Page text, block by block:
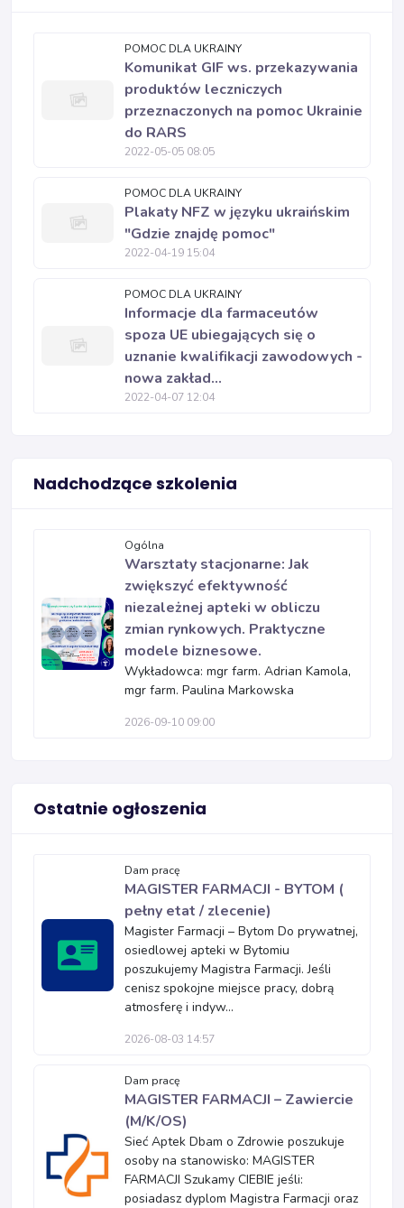
POMOC DLA UKRAINY
Komunikat GIF ws. przekazywania
produktów leczniczych
przeznaczonych na pomoc Ukrainie
do RARS
2022-05-05 08:05
POMOC DLA UKRAINY
Plakaty NFZ w języku ukraińskim
"Gdzie znajdę pomoc"
2022-04-19 15:04
POMOC DLA UKRAINY
Informacje dla farmaceutów
spoza UE ubiegających się o
uznanie kwalifikacji zawodowych -
nowa zakład...
2022-04-07 12:04
Nadchodzące szkolenia
Ogólna
Warsztaty stacjonarne: Jak
zwiększyć efektywność
niezależnej apteki w obliczu
zmian rynkowych. Praktyczne
modele biznesowe.
Wykładowca: mgr farm. Adrian Kamola,
mgr farm. Paulina Markowska
2026-09-10 09:00
Ostatnie ogłoszenia
Dam pracę
MAGISTER FARMACJI - BYTOM (
pełny etat / zlecenie)
Magister Farmacji – Bytom Do prywatnej,
osiedlowej apteki w Bytomiu
poszukujemy Magistra Farmacji. Jeśli
cenisz spokojne miejsce pracy, dobrą
atmosferę i indyw...
2026-08-03 14:57
Dam pracę
MAGISTER FARMACJI – Zawiercie
(M/K/OS)
Sieć Aptek Dbam o Zdrowie poszukuje
osoby na stanowisko: MAGISTER
FARMACJI Szukamy CIEBIE jeśli:
posiadasz dyplom Magistra Farmacji oraz